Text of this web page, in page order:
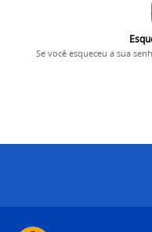
Se você esqueceu a sua